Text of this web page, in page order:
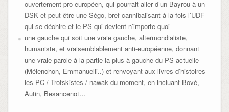
ouvertement pro-européen, qui pourrait aller d’un Bayrou à un
DSK et peut-être une Ségo, bref cannibalisant à la fois l’UDF
qui se déchire et le PS qui devient n’importe quoi
une gauche qui soit une vraie gauche, altermondialiste,
humaniste, et vraisemblablement anti-européenne, donnant
une vraie parole à la partie la plus à gauche du PS actuelle
(Mélenchon, Emmanuelli..) et renvoyant aux livres d’histoires
les PC / Trotskistes / nawak du moment, en incluant Bové,
Autin, Besancenot…